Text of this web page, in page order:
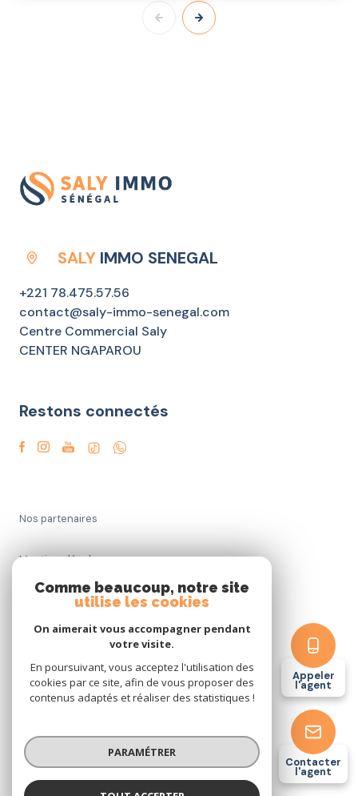
Appeler
l'agent
Contacter
l'agent
SALY IMMO SENEGAL
+221 78.475.57.56
contact@saly-immo-senegal.com
Centre Commercial Saly
CENTER NGAPAROU
Restons connectés
Nos partenaires
Mentions légales
Cookies
© 2026 | Tous droits réservés
Réalisé par
Comme beaucoup, notre site
utilise les cookies
On aimerait vous accompagner pendant
votre visite.
En poursuivant, vous acceptez l'utilisation des
cookies par ce site, afin de vous proposer des
contenus adaptés et réaliser des statistiques !
PARAMÉTRER